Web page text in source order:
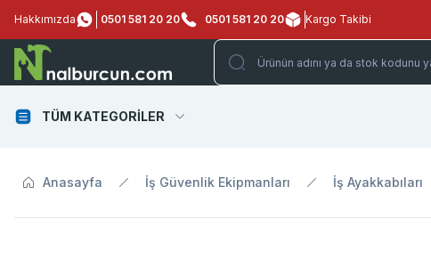
Hakkımızda 0501 581 20 20 0501 581 20 20 Kargo Takibi
TÜM KATEGORİLER
Anasayfa İş Güvenlik Ekipmanları İş Ayakkabıları